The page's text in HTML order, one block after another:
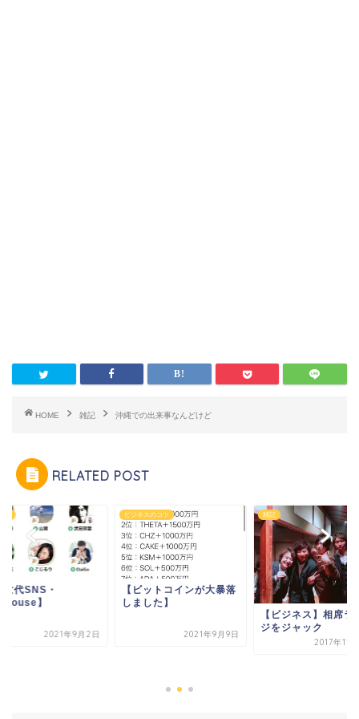
HOME 雑記 沖縄での出来事なんどけど
RELATED POST
スのコツ
ットコインが大暴落
した】
2021年9月9日
雑記 メディア
【次世代SNS・